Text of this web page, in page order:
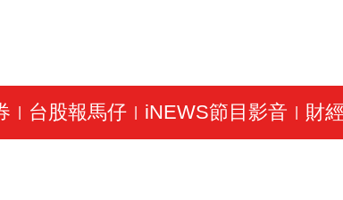
台股報馬仔| iNEWS節目影音 財